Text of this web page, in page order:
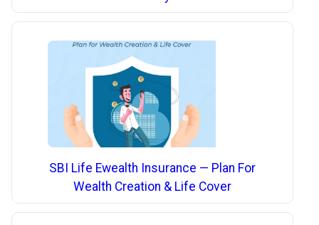
SBI Life Ewealth Insurance — Plan For
Wealth Creation & Life Cover